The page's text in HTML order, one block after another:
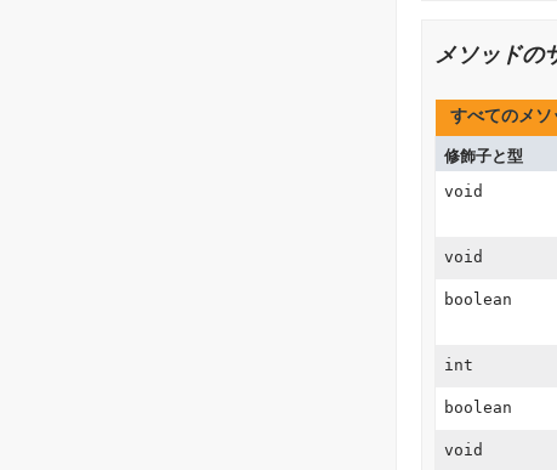
メソッドの
すべてのメソ
修飾子と型
void
void
boolean
int
boolean
void